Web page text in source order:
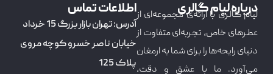
درباره لیام گالری
لیام گالری با ارائه‌ی مجموعه‌ای از
عطرهای خاص، تجربه‌ای متفاوت از
دنیای رایحه‌ها را برای شما به ارمغان
می‌آورد. ما با عشق و دقت،
اطلاعات تماس
آدرس: تهران بازار بزرگ 15 خرداد
خیابان ناصر خسرو کوچه مروی
پلاک 125